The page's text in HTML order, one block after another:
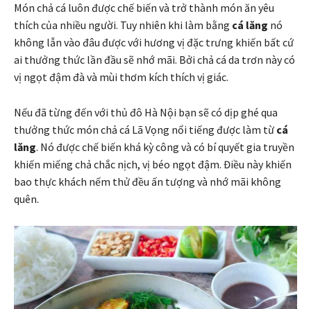
Món chả cá luôn được chế biến và trở thành món ăn yêu
thích của nhiều người. Tuy nhiên khi làm bằng cá lăng nó
không lẫn vào đâu được với hương vị đặc trưng khiến bất cứ
ai thưởng thức lần đầu sẽ nhớ mãi. Bởi chả cá da trơn này có
vị ngọt đậm đà và mùi thơm kích thích vị giác.
Nếu đã từng đến với thủ đô Hà Nội bạn sẽ có dịp ghé qua
thưởng thức món chả cá Lã Vọng nổi tiếng được làm từ cá
lăng. Nó được chế biến khá kỳ công và có bí quyết gia truyền
khiến miếng chả chắc nịch, vị béo ngọt đậm. Điều này khiến
bao thực khách nếm thử đều ấn tượng và nhớ mãi không
quên.